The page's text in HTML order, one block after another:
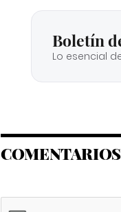
Boletín
Lo esencial
COMENTARIOS